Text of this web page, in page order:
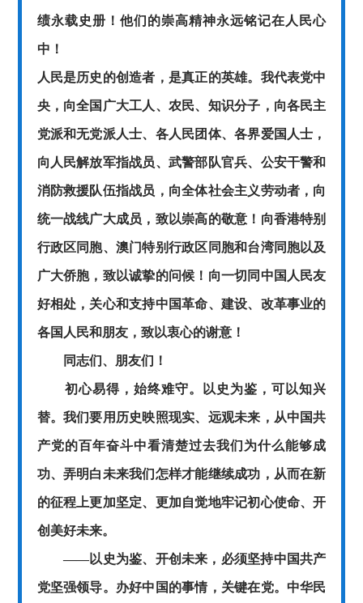
绩永载史册！他们的崇高精神永远铭记在人民心
中！
人民是历史的创造者，是真正的英雄。我代表党中
央，向全国广大工人、农民、知识分子，向各民主
党派和无党派人士、各人民团体、各界爱国人士，
向人民解放军指战员、武警部队官兵、公安干警和
消防救援队伍指战员，向全体社会主义劳动者，向
统一战线广大成员，致以崇高的敬意！向香港特别
行政区同胞、澳门特别行政区同胞和台湾同胞以及
广大侨胞，致以诚挚的问候！向一切同中国人民友
好相处，关心和支持中国革命、建设、改革事业的
各国人民和朋友，致以衷心的谢意！
同志们、朋友们！
初心易得，始终难守。以史为鉴，可以知兴
替。我们要用历史映照现实、远观未来，从中国共
产党的百年奋斗中看清楚过去我们为什么能够成
功、弄明白未来我们怎样才能继续成功，从而在新
的征程上更加坚定、更加自觉地牢记初心使命、开
创美好未来。
——以史为鉴、开创未来，必须坚持中国共产
党坚强领导。办好中国的事情，关键在党。中华民